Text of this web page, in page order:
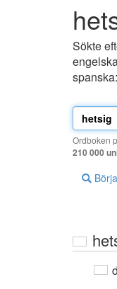
Sökte
spanska:
Ordboken
210 000